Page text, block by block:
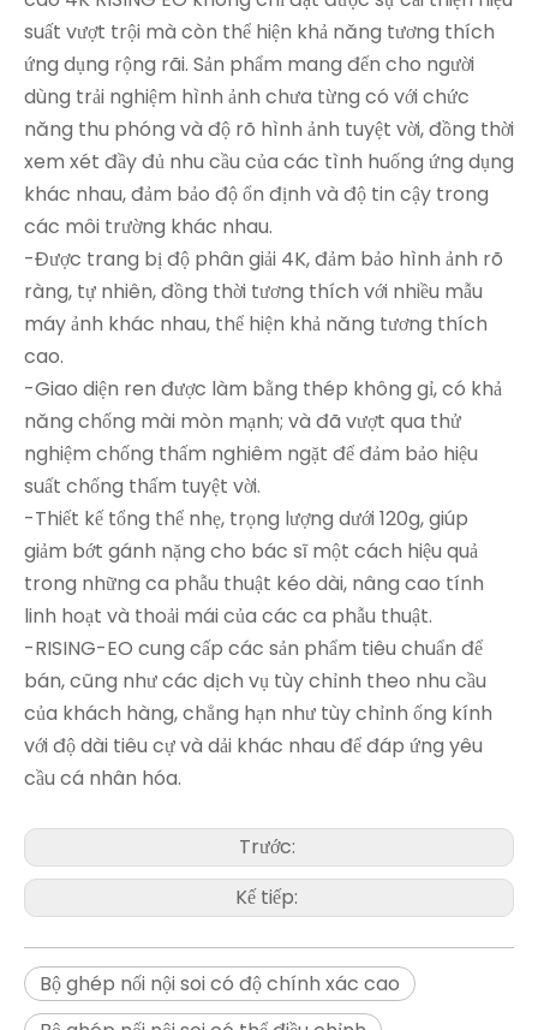
suất vượt trội mà còn thể hiện khả năng tương thích
ứng dụng rộng rãi. Sản phẩm mang đến cho người
dùng trải nghiệm hình ảnh chưa từng có với chức
năng thu phóng và độ rõ hình ảnh tuyệt vời, đồng thời
xem xét đầy đủ nhu cầu của các tình huống ứng dụng
khác nhau, đảm bảo độ ổn định và độ tin cậy trong
các môi trường khác nhau.
-Được trang bị độ phân giải 4K, đảm bảo hình ảnh rõ
ràng, tự nhiên, đồng thời tương thích với nhiều mẫu
máy ảnh khác nhau, thể hiện khả năng tương thích
cao.
-Giao diện ren được làm bằng thép không gỉ, có khả
năng chống mài mòn mạnh; và đã vượt qua thử
nghiệm chống thấm nghiêm ngặt để đảm bảo hiệu
suất chống thấm tuyệt vời.
-Thiết kế tổng thể nhẹ, trọng lượng dưới 120g, giúp
giảm bớt gánh nặng cho bác sĩ một cách hiệu quả
trong những ca phẫu thuật kéo dài, nâng cao tính
linh hoạt và thoải mái của các ca phẫu thuật.
-RISING-EO cung cấp các sản phẩm tiêu chuẩn để
bán, cũng như các dịch vụ tùy chỉnh theo nhu cầu
của khách hàng, chẳng hạn như tùy chỉnh ống kính
với độ dài tiêu cự và dải khác nhau để đáp ứng yêu
cầu cá nhân hóa.
Trước:
Kế tiếp:
Bộ ghép nối nội soi có độ chính xác cao